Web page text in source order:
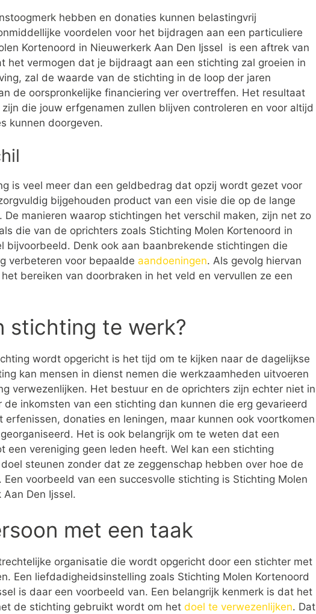
hebben en donaties kunnen belastingvrij
voordelen voor het bijdragen aan een particuliere
Kortenoord in Nieuwerkerk Aan Den Ijssel is een aftrek van
het vermogen dat je bijdraagt aan een stichting zal groeien in
zal de waarde van de stichting in de loop der jaren
de oorspronkelijke financiering ver overtreffen. Het resultaat
die jouw erfgenamen zullen blijven controleren en voor altijd
kunnen doorgeven.
is veel meer dan een geldbedrag dat opzij wordt gezet voor
bijgehouden product van een visie die op de lange
manieren waarop stichtingen het verschil maken, zijn net zo
die van de oprichters zoals Stichting Molen Kortenoord in
bijvoorbeeld. Denk ook aan baanbrekende stichtingen die
verbeteren voor bepaalde aandoeningen. Als gevolg hiervan
bereiken van doorbraken in het veld en vervullen ze een
stichting te werk?
wordt opgericht is het tijd om te kijken naar de dagelijkse
kan mensen in dienst nemen die werkzaamheden uitvoeren
verwezenlijken. Het bestuur en de oprichters zijn echter niet in
inkomsten van een stichting dan kunnen die erg gevarieerd
erfenissen, donaties en leningen, maar kunnen ook voortkomen
Het is ook belangrijk om te weten dat een
een vereniging geen leden heeft. Wel kan een stichting
steunen zonder dat ze zeggenschap hebben over hoe de
voorbeeld van een succesvolle stichting is Stichting Molen
Den Ijssel.
met een taak
organisatie die wordt opgericht door een stichter met
Een liefdadigheidsinstelling zoals Stichting Molen Kortenoord
is daar een voorbeeld van. Een belangrijk kenmerk is dat het
de stichting gebruikt wordt om het doel te verwezenlijken. Dat